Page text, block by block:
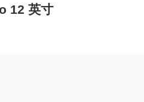
12 英寸